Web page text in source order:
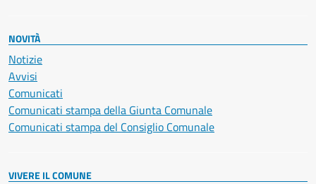
NOVITÀ
Notizie
Avvisi
Comunicati
Comunicati stampa della Giunta Comunale
Comunicati stampa del Consiglio Comunale
VIVERE IL COMUNE